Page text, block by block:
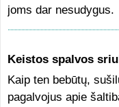
joms dar nesudygus.
Keistos spalvos
Kaip ten bebūtų,
pagalvojus apie